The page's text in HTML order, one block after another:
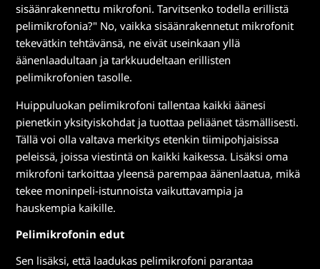
sisäänrakennettu mikrofoni. Tarvitsenko todella erillistä
pelimikrofonia?" No, vaikka sisäänrakennetut mikrofonit
tekevätkin tehtävänsä, ne eivät useinkaan yllä
äänenlaadultaan ja tarkkuudeltaan erillisten
pelimikrofonien tasolle.
Huippuluokan pelimikrofoni tallentaa kaikki äänesi
pienetkin yksityiskohdat ja tuottaa peliäänet täsmällisesti.
Tällä voi olla valtava merkitys etenkin tiimipohjaisissa
peleissä, joissa viestintä on kaikki kaikessa. Lisäksi oma
mikrofoni tarkoittaa yleensä parempaa äänenlaatua, mikä
tekee moninpeli-istunnoista vaikuttavampia ja
hauskempia kaikille.
Pelimikrofonin edut
Sen lisäksi, että laadukas pelimikrofoni parantaa